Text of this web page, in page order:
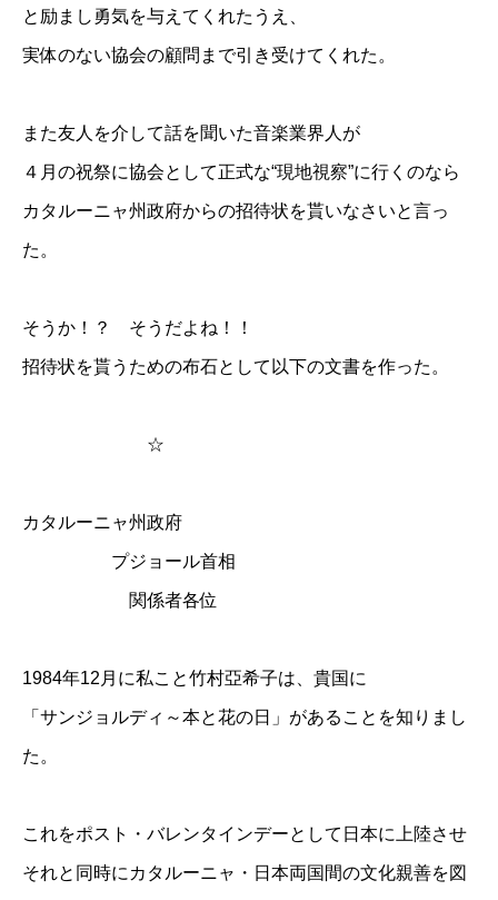
と励まし勇気を与えてくれたうえ、
実体のない協会の顧問まで引き受けてくれた。
また友人を介して話を聞いた音楽業界人が
４月の祝祭に協会として正式な“現地視察”に行くのなら
カタルーニャ州政府からの招待状を貰いなさいと言っ
た。
そうか！？ そうだよね！！
招待状を貰うための布石として以下の文書を作った。
☆
カタルーニャ州政府
プジョール首相
関係者各位
1984年12月に私こと竹村亞希子は、貴国に
「サンジョルディ～本と花の日」があることを知りまし
た。
これをポスト・バレンタインデーとして日本に上陸させ
それと同時にカタルーニャ・日本両国間の文化親善を図